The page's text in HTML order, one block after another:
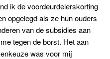
ik de voordeurdelerskorting
opgelegd als ze hun ouders
van de subsidies aan
tegen de borst. Het aan
was voor mij